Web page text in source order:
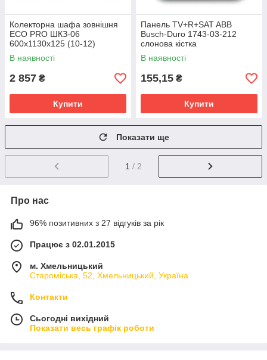
Колекторна шафа зовнішня
ЕСО PRO ШКЗ-06
600x1130x125 (10-12)
В наявності
2 857 ₴
Купити
Панель TV+R+SAT ABB
Busch-Duro 1743-03-212
слонова кістка
В наявності
155,15 ₴
Купити
Показати ще
1 / 2
Про нас
96% позитивних з 27 відгуків за рік
Працює з 02.01.2015
м. Хмельницький
Староміська, 52, Хмельницький, Україна
Контакти
Сьогодні вихідний
Показати весь графік роботи